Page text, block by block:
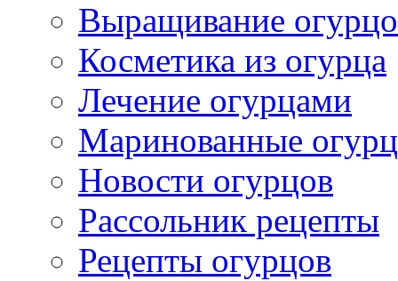
Выращивание
Косметика из огурца
Лечение огурцами
Маринованные
Новости огурцов
Рассольник рецепты
Рецепты огурцов